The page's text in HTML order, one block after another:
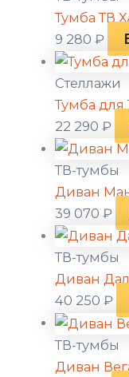
Тумба ТВ
9 280₽
Стеллажи
Тумба
22 290₽
ТВ-тумбы
Диван
39 070₽
ТВ-тумбы
Диван
40 250₽
ТВ-тумбы
Диван